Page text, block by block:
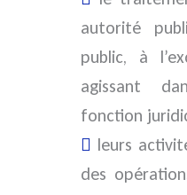
autorité
public, à
agissant
fonction
leurs
des